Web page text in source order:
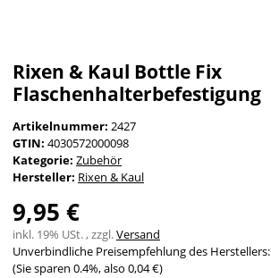
Rixen & Kaul Bottle Fix
Flaschenhalterbefestigung
Artikelnummer: 2427
GTIN: 4030572000098
Kategorie: Zubehör
Hersteller: Rixen & Kaul
9,95 €
inkl. 19% USt. , zzgl.Versand
Unverbindliche Preisempfehlung des Herstellers:
(Sie sparen 0.4%, also 0,04 €)